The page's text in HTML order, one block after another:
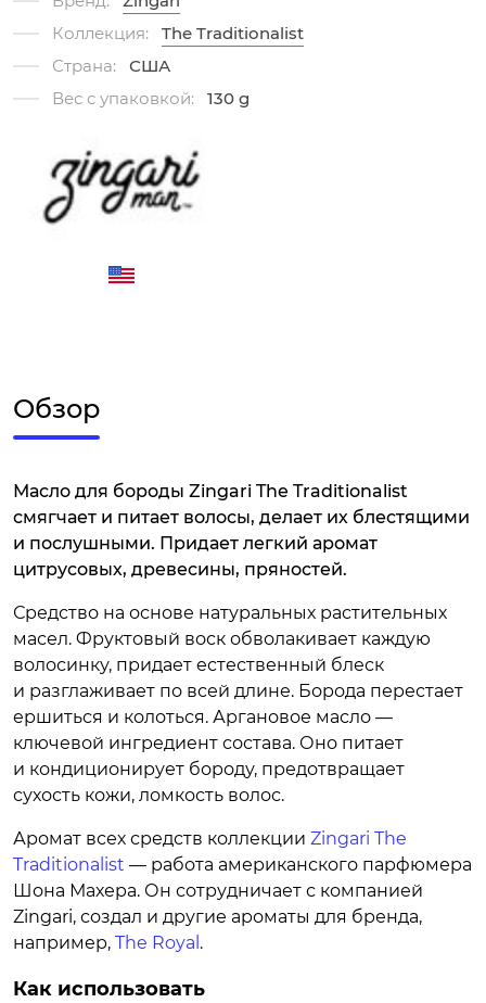
Коллекция:
The Traditionalist
Страна:
США
Вес с упаковкой:
130 g
Обзор
Масло для бороды Zingari The Traditionalist
смягчает и питает волосы, делает их блестящими
и послушными. Придает легкий аромат
цитрусовых, древесины, пряностей.
Средство на основе натуральных растительных
масел. Фруктовый воск обволакивает каждую
волосинку, придает естественный блеск
и разглаживает по всей длине. Борода перестает
ершиться и колоться. Аргановое масло —
ключевой ингредиент состава. Оно питает
и кондиционирует бороду, предотвращает
сухость кожи, ломкость волос.
Аромат всех средств коллекции Zingari The
Traditionalist — работа американского парфюмера
Шона Махера. Он сотрудничает с компанией
Zingari, создал и другие ароматы для бренда,
например, The Royal .
Как использовать